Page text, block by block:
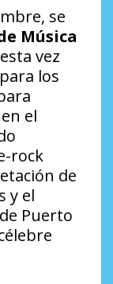
se
Música
vez
para los
el
rock
de
y el
de Puerto